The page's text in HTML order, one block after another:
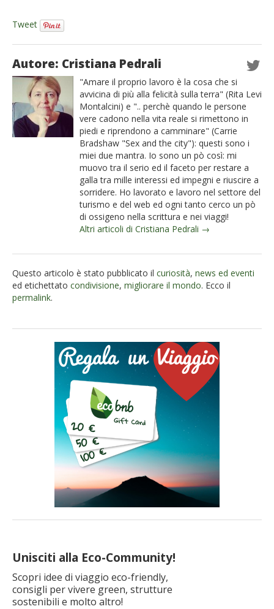
Tweet
Autore: Cristiana Pedrali
"Amare il proprio lavoro è la cosa che si
avvicina di più alla felicità sulla terra" (Rita Levi
Montalcini) e ".. perchè quando le persone
vere cadono nella vita reale si rimettono in
piedi e riprendono a camminare" (Carrie
Bradshaw "Sex and the city"): questi sono i
miei due mantra. Io sono un pò così: mi
muovo tra il serio ed il faceto per restare a
galla tra mille interessi ed impegni e riuscire a
sorridere. Ho lavorato e lavoro nel settore del
turismo e del web ed ogni tanto cerco un pò
di ossigeno nella scrittura e nei viaggi!
Altri articoli di Cristiana Pedrali →
Questo articolo è stato pubblicato il curiosità, news ed eventi
ed etichettato condivisione, migliorare il mondo. Ecco il
permalink.
Unisciti alla Eco-Community!
Scopri idee di viaggio eco-friendly,
consigli per vivere green, strutture
sostenibili e molto altro!